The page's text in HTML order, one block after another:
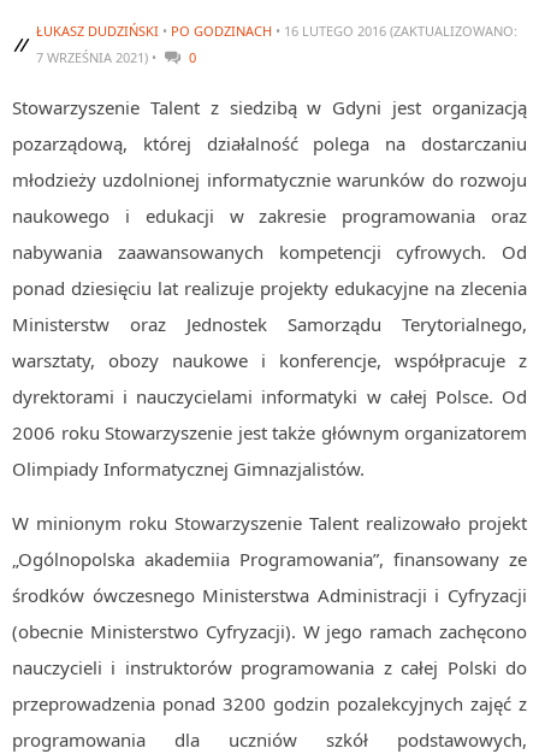
Algorytmy konwersji
Algorytmy wyszukiwania
Inne
DEV
C++
Elementarz Java
Pascal
WEB
.htaccess
HTML 5
CSS 3
JavaScript
Django
PHP
WordPress
MOBILE
Android
KONTROLA WERSJI
Git
ŁUKASZ DUDZIŃSKI • PO GODZINACH • 16 LUTEGO 2016 (ZAKTUALIZOWANO:
7 WRZEŚNIA 2021) •
0
Stowarzyszenie Talent z siedzibą w Gdyni jest organizacją
pozarządową, której działalność polega na dostarczaniu
młodzieży uzdolnionej informatycznie warunków do rozwoju
naukowego i edukacji w zakresie programowania oraz
nabywania zaawansowanych kompetencji cyfrowych. Od
ponad dziesięciu lat realizuje projekty edukacyjne na zlecenia
Ministerstw oraz Jednostek Samorządu Terytorialnego,
warsztaty, obozy naukowe i konferencje, współpracuje z
dyrektorami i nauczycielami informatyki w całej Polsce. Od
2006 roku Stowarzyszenie jest także głównym organizatorem
Olimpiady Informatycznej Gimnazjalistów.
W minionym roku Stowarzyszenie Talent realizowało projekt
„Ogólnopolska akademiia Programowania”, finansowany ze
środków ówczesnego Ministerstwa Administracji i Cyfryzacji
(obecnie Ministerstwo Cyfryzacji). W jego ramach zachęcono
nauczycieli i instruktorów programowania z całej Polski do
przeprowadzenia ponad 3200 godzin pozalekcyjnych zajęć z
programowania dla uczniów szkół podstawowych,